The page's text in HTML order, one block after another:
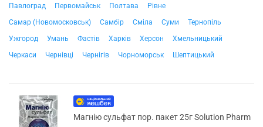
Павлоград
Первомайськ Полтава
Рівне
Самар (Новомосковськ)
Самбір Сміла Суми
Тернопіль
Ужгород
Умань Фастів Харків Херсон
Хмельницький
Черкаси
Чернівці Чернігів Чорноморськ Шептицький
Магнію сульфат пор. пакет 25г Solution Pharm